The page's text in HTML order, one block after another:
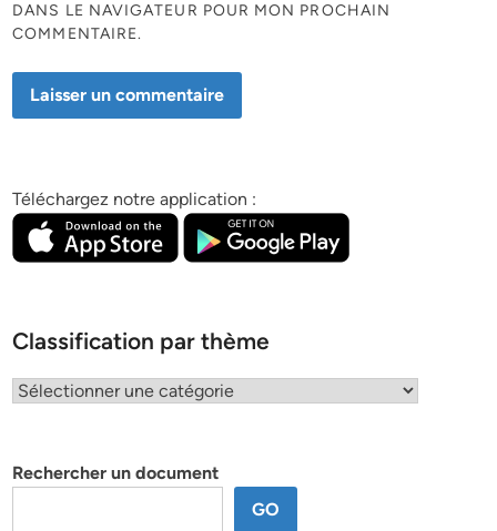
DANS LE NAVIGATEUR POUR MON PROCHAIN
COMMENTAIRE.
Téléchargez notre application :
Classification par thème
Classification
Rechercher un document
GO